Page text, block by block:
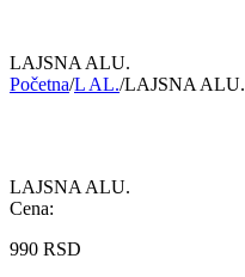
LAJSNA ALU.
Početna/L AL./LAJSNA ALU.
LAJSNA ALU.
Cena:
990 RSD